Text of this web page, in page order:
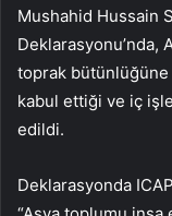
Mushahid Hussain
toprak
kabul ettiği ve iç
edildi.
Deklarasyonda